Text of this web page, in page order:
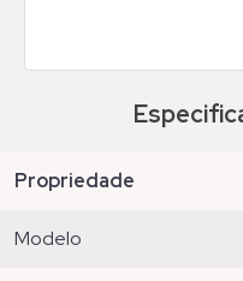
propriedade
modelo